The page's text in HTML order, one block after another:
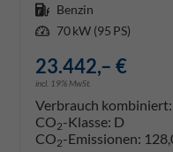
Kraftstoff Benzin
Leistung 70 kW (95 PS)
23.442,– €
incl. 19% MwSt.
Verbrauch kombiniert:
CO2-Klasse: D
CO2-Emissionen: